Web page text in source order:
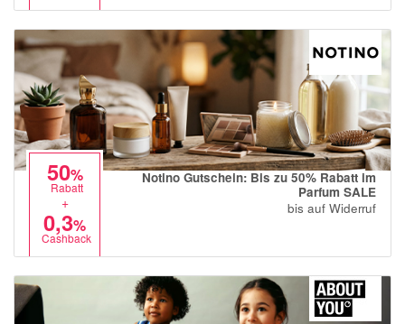
50%
Rabatt
+
0,3%
Cashback
Notino Gutschein: Bis zu 50% Rabatt im
Parfum SALE
bis auf Widerruf